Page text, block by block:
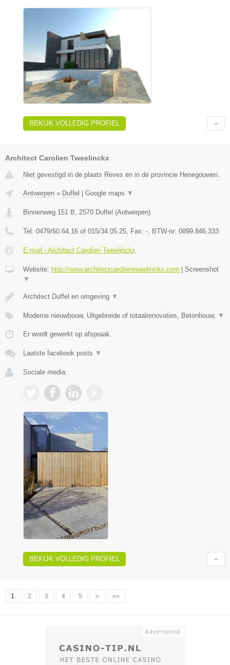
BEKIJK VOLLEDIG PROFIEL
Architect Carolien Tweelinckx
Niet gevestigd in de plaats Reves en in de provincie Henegouwen.
Antwerpen » Duffel Google maps ▼
Binnenweg 151 B, 2570 Duffel (Antwerpen)
Tel: 0479/60.64.16 of 015/34.05.25, Fax: -, BTW-nr: 0899.846.333
E-mail › Architect Carolien Tweelinckx
Website: http://www.architectcarolientweelinckx.com
Screenshot
▼
Architect Duffel en omgeving ▼
Moderne nieuwbouw, Uitgebreide of totaalrenovaties, Betonbouw, ▼
Er wordt gewerkt op afspraak.
Laatste facebook posts ▼
Sociale media:
BEKIJK VOLLEDIG PROFIEL
1 2 3 4 5 » »»